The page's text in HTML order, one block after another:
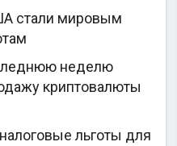
стали мировым
неделю
криптовалюты
льготы для